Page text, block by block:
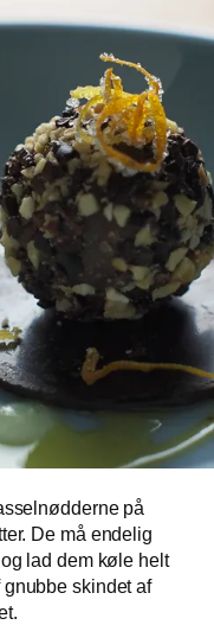
på
De må endelig
lad dem køle helt
skindet af